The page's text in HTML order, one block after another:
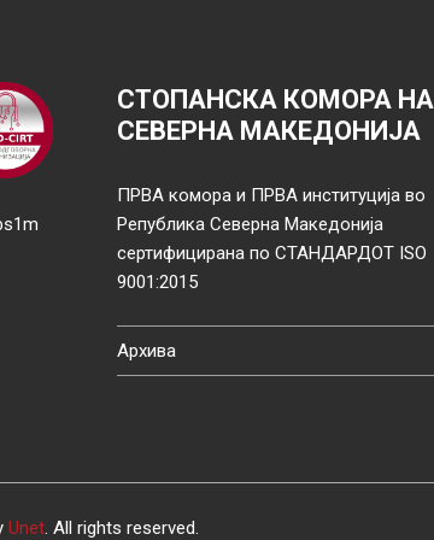
СТОПАНСКА КОМОРА НА
СЕВЕРНА МАКЕДОНИЈА
ПРВА комора и ПРВА институција во
Република Северна Македонија
сертифицирана по СТАНДАРДОТ ISO
9001:2015
Архива
Unet. All rights reserved.